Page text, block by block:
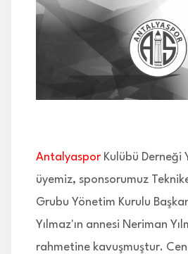
HABERLER
Antalyaspor Kulübü Derneği
üyemiz, sponsorumuz
Grubu Yönetim Kurulu
Yılmaz'ın annesi Neriman
rahmetine kavuşmuştur.